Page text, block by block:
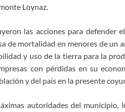
Loynaz.
las acciones para defender
de mortalidad en menores de un
y uso de la tierra para la
con pérdidas en su
y del país en la presente
autoridades del municipio,